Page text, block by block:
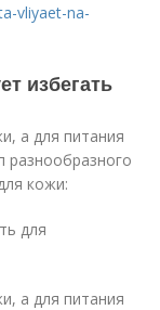
vliyaet-na-
избегать
а для питания
разнообразного
кожи:
для
а для питания